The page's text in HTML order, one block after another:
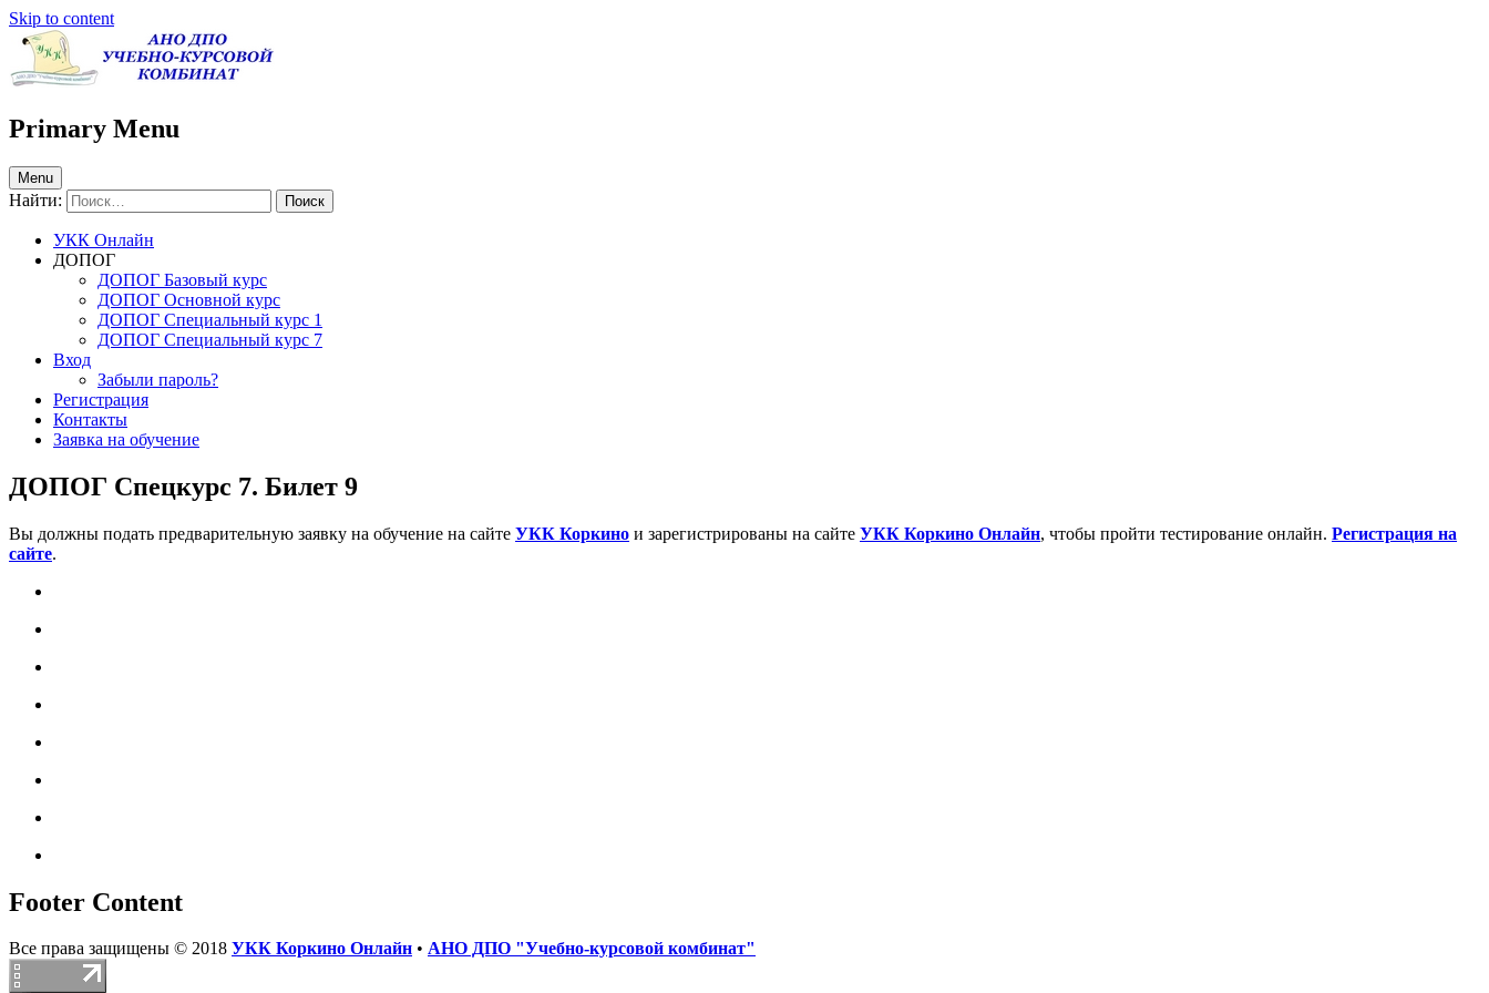
Skip to content
УКК Коркино Онлайн
АНО ДПО Учебно-курсовой комбинат в Коркино — тестирование онлайн
Primary Menu
Menu
Найти:
УКК Онлайн
ДОПОГ
ДОПОГ Базовый курс
ДОПОГ Основной курс
ДОПОГ Специальный курс 1
ДОПОГ Специальный курс 7
Вход
Забыли пароль?
Регистрация
Контакты
Заявка на обучение
ДОПОГ Спецкурс 7. Билет 9
Вы должны подать предварительную заявку на обучение на сайте УКК Коркино и зарегистрированы на сайте УКК Коркино Онлайн, чтобы пройти тестирование онлайн. Регистрация на
сайте.
Footer Content
Все права защищены © 2018 УКК Коркино Онлайн • АНО ДПО "Учебно-курсовой комбинат"